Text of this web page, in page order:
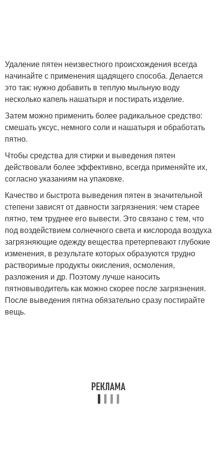
Удаление пятен неизвестного происхождения всегда
начинайте с применения щадящего способа. Делается
это так: нужно добавить в теплую мыльную воду
несколько капель нашатыря и постирать изделие.
Затем можно применить более радикальное средство:
смешать уксус, немного соли и нашатыря и обработать
пятно.
Чтобы средства для стирки и выведения пятен
действовали более эффективно, всегда применяйте их,
согласно указаниям на упаковке.
Качество и быстрота выведения пятен в значительной
степени зависят от давности загрязнения: чем старее
пятно, тем труднее его вывести. Это связано с тем, что
под воздействием солнечного света и кислорода воздуха
загрязняющие одежду вещества претерпевают глубокие
изменения, в результате которых образуются трудно
растворимые продукты окисления, осмоления,
разложения и др. Поэтому лучше наносить
пятновыводитель как можно скорее после загрязнения.
После выведения пятна обязательно сразу постирайте
вещь.